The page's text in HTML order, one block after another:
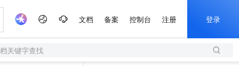
文档 备案 控制台 注册 登录
关键字查找